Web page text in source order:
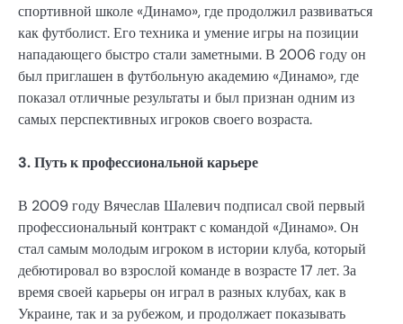
спортивной школе «Динамо», где продолжил развиваться
как футболист. Его техника и умение игры на позиции
нападающего быстро стали заметными. В 2006 году он
был приглашен в футбольную академию «Динамо», где
показал отличные результаты и был признан одним из
самых перспективных игроков своего возраста.
3. Путь к профессиональной карьере
В 2009 году Вячеслав Шалевич подписал свой первый
профессиональный контракт с командой «Динамо». Он
стал самым молодым игроком в истории клуба, который
дебютировал во взрослой команде в возрасте 17 лет. За
время своей карьеры он играл в разных клубах, как в
Украине, так и за рубежом, и продолжает показывать